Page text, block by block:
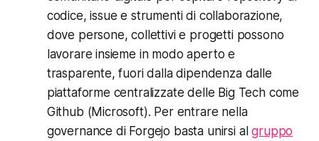
codice, issue e strumenti di collaborazione,
dove persone, collettivi e progetti possono
lavorare insieme in modo aperto e
trasparente, fuori dalla dipendenza dalle
piattaforme centralizzate delle Big Tech come
Github (Microsoft). Per entrare nella
governance di Forgejo basta unirsi algruppo